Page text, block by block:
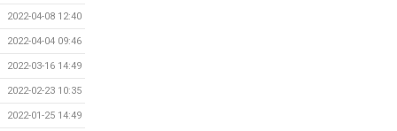
2022-04-08 12:40
2022-04-04 09:46
2022-03-16 14:49
2022-02-23 10:35
2022-01-25 14:49